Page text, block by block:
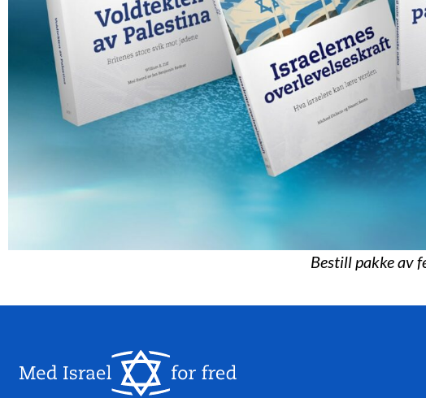
Bestill pakke av